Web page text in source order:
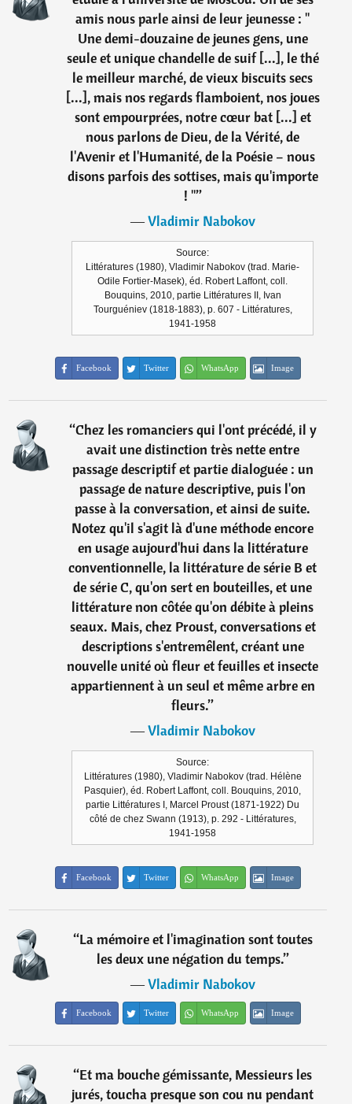
amis nous parle ainsi de leur jeunesse : "
Une demi-douzaine de jeunes gens, une
seule et unique chandelle de suif [...], le thé
le meilleur marché, de vieux biscuits secs
[...], mais nos regards flamboient, nos joues
sont empourprées, notre cœur bat [...] et
nous parlons de Dieu, de la Vérité, de
l'Avenir et l'Humanité, de la Poésie – nous
disons parfois des sottises, mais qu'importe
! "”
―Vladimir Nabokov
Source:
Littératures (1980), Vladimir Nabokov (trad. Marie-
Odile Fortier-Masek), éd. Robert Laffont, coll.
Bouquins, 2010, partie Littératures II, Ivan
Tourguéniev (1818-1883), p. 607 - Littératures,
1941-1958
Facebook Twitter WhatsApp Image
“Chez les romanciers qui l'ont précédé, il y
avait une distinction très nette entre
passage descriptif et partie dialoguée : un
passage de nature descriptive, puis l'on
passe à la conversation, et ainsi de suite.
Notez qu'il s'agit là d'une méthode encore
en usage aujourd'hui dans la littérature
conventionnelle, la littérature de série B et
de série C, qu'on sert en bouteilles, et une
littérature non côtée qu'on débite à pleins
seaux. Mais, chez Proust, conversations et
descriptions s'entremêlent, créant une
nouvelle unité où fleur et feuilles et insecte
appartiennent à un seul et même arbre en
fleurs.”
―Vladimir Nabokov
Source:
Littératures (1980), Vladimir Nabokov (trad. Hélène
Pasquier), éd. Robert Laffont, coll. Bouquins, 2010,
partie Littératures I, Marcel Proust (1871-1922) Du
côté de chez Swann (1913), p. 292 - Littératures,
1941-1958
Facebook Twitter WhatsApp Image
“La mémoire et l'imagination sont toutes
les deux une négation du temps.”
―Vladimir Nabokov
Facebook Twitter WhatsApp Image
“Et ma bouche gémissante, Messieurs les
jurés, toucha presque son cou nu pendant